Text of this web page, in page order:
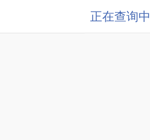
正在查询中